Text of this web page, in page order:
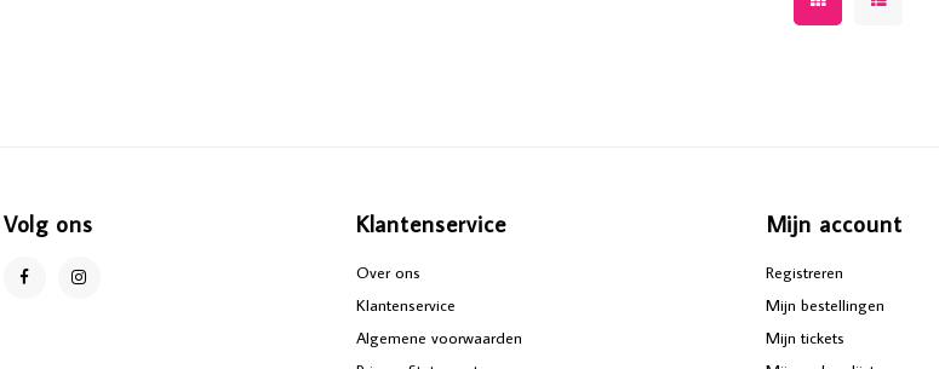
Volg ons Klantenservice
Over ons
Klantenservice
Algemene voorwaarden
Mijn account
Registreren
Mijn bestellingen
Mijn tickets